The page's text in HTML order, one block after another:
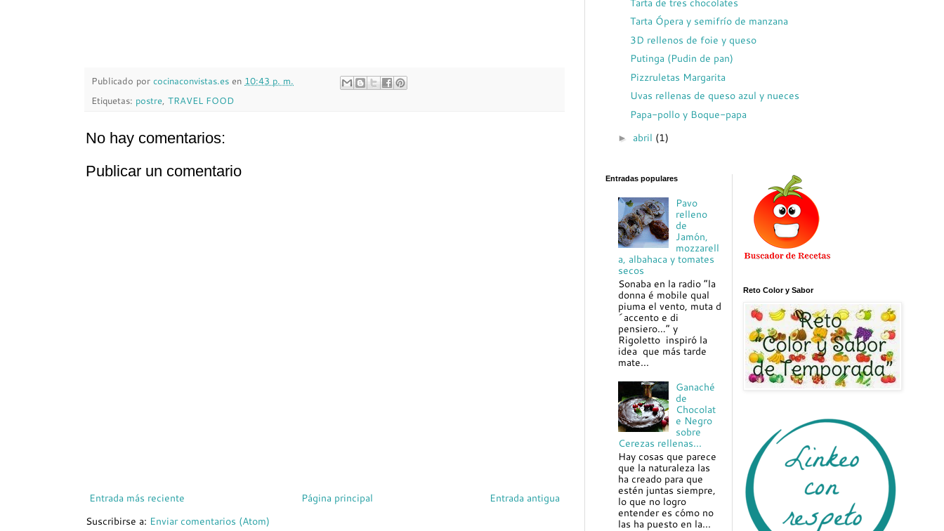
Publicado por cocinaconvistas.es en 10:43 p. m.
Etiquetas: postre TRAVEL FOOD
No hay comentarios:
Publicar un comentario
Entrada más reciente Entrada antigua
Página principal
Suscribirse a: Enviar comentarios (Atom)
Tarta Ópera y semifrío de manzana
3D rellenos de foie y queso
Putinga (Pudin de pan)
Pizzruletas Margarita
Uvas rellenas de queso azul y nueces
Papa-pollo y Boque-papa
► abril (1)
Entradas populares
Pavo
relleno
de
Jamón,
mozzarell
a, albahaca y tomates
secos
Sonaba en la radio “la
donna é mobile qual
piuma el vento, muta d
´accento e di
pensiero…” y
Rigoletto inspiró la
idea que más tarde
mate...
Ganaché
de
Chocolat
e Negro
sobre
Cerezas rellenas...
Hay cosas que parece
que la naturaleza las
ha creado para que
estén juntas siempre,
lo que no logro
entender es cómo no
las ha puesto en la...
Reto Color y Sabor